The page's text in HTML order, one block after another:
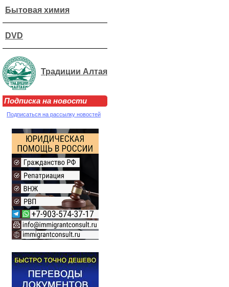
Бытовая химия
DVD
Традиции Алтая
Подписка на новости
Подписаться на рассылку новостей